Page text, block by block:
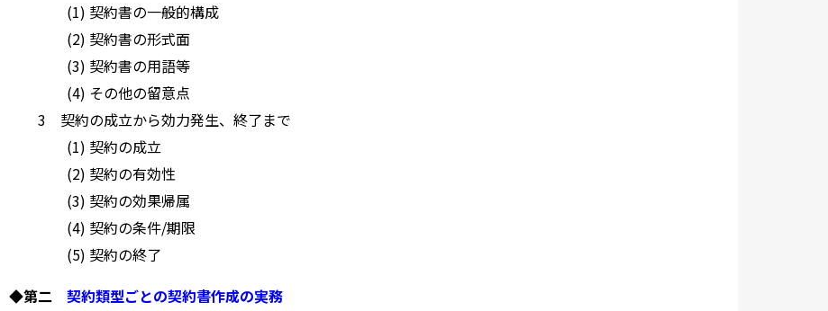
(1) 契約書の一般的構成
(2) 契約書の形式面
(3) 契約書の用語等
(4) その他の留意点
3 契約の成立から効力発生、終了まで
(1) 契約の成立
(2) 契約の有効性
(3) 契約の効果帰属
(4) 契約の条件/期限
(5) 契約の終了
◆第二契約類型ごとの契約書作成の実務